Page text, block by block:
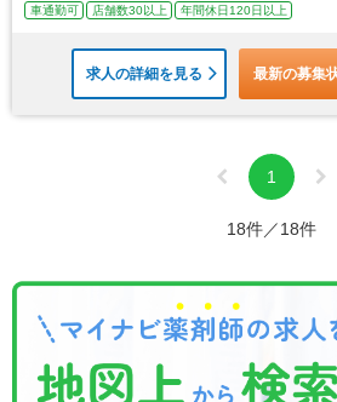
車通勤可
店舗数30以上 年間休日120日以上
求人の詳細を見る 最新の募集
1
18件／18件